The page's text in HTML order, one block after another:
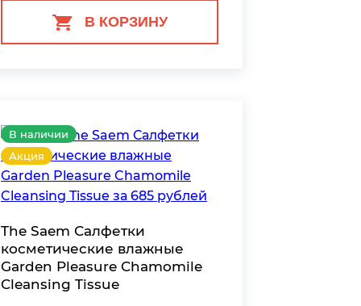
В КОРЗИНУ
В наличии
Акция
The Saem Салфетки
косметические влажные
Garden Pleasure Chamomile
Cleansing Tissue